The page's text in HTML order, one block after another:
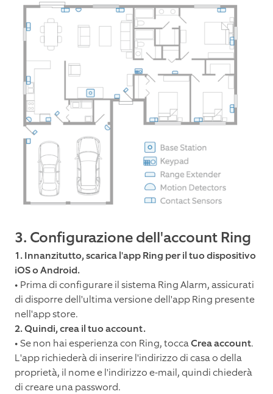
3. Configurazione dell'account Ring
1. Innanzitutto, scarica l'app Ring per il tuo dispositivo
iOS o Android.
• Prima di configurare il sistema Ring Alarm, assicurati
di disporre dell'ultima versione dell'app Ring presente
nell'app store.
2. Quindi, crea il tuo account.
• Se non hai esperienza con Ring, toccaCrea account.
L'app richiederà di inserire l'indirizzo di casa o della
proprietà, il nome e l'indirizzo e-mail, quindi chiederà
di creare una password.